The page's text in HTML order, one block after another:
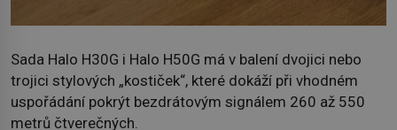
Sada Halo H30G i Halo H50G má v balení dvojici nebo
trojici stylových „kostiček“, které dokáží při vhodném
uspořádání pokrýt bezdrátovým signálem 260 až 550
metrů čtverečných.